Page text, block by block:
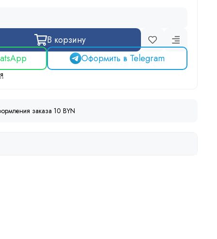
В корзину
Оформить в Telegram
заказа 10 BYN